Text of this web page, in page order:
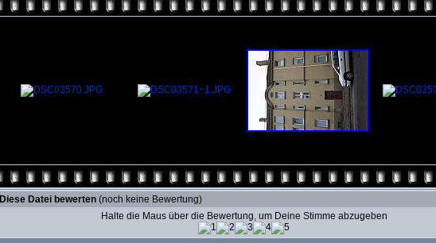
Diese Datei bewerten(noch keine Bewertung)
Halte die Maus über die Bewertung, um Deine Stimme abzugeben